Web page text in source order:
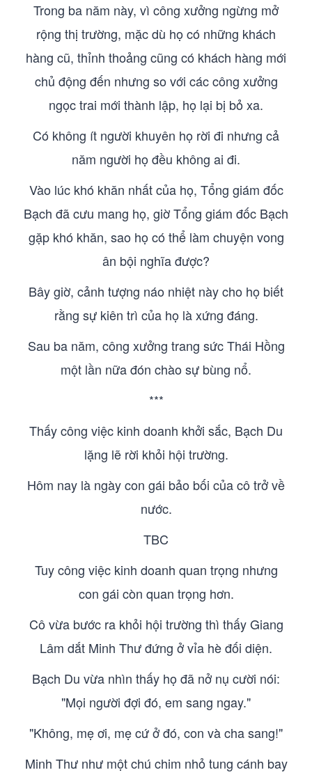
Trong ba năm này, vì công xưởng ngừng mở
rộng thị trường, mặc dù họ có những khách
hàng cũ, thỉnh thoảng cũng có khách hàng mới
chủ động đến nhưng so với các công xưởng
ngọc trai mới thành lập, họ lại bị bỏ xa.
Có không ít người khuyên họ rời đi nhưng cả
năm người họ đều không ai đi.
Vào lúc khó khăn nhất của họ, Tổng giám đốc
Bạch đã cưu mang họ, giờ Tổng giám đốc Bạch
gặp khó khăn, sao họ có thể làm chuyện vong
ân bội nghĩa được?
Bây giờ, cảnh tượng náo nhiệt này cho họ biết
rằng sự kiên trì của họ là xứng đáng.
Sau ba năm, công xưởng trang sức Thái Hồng
một lần nữa đón chào sự bùng nổ.
***
Thấy công việc kinh doanh khởi sắc, Bạch Du
lặng lẽ rời khỏi hội trường.
Hôm nay là ngày con gái bảo bối của cô trở về
nước.
TBC
Tuy công việc kinh doanh quan trọng nhưng
con gái còn quan trọng hơn.
Cô vừa bước ra khỏi hội trường thì thấy Giang
Lâm dắt Minh Thư đứng ở vỉa hè đối diện.
Bạch Du vừa nhìn thấy họ đã nở nụ cười nói:
"Mọi người đợi đó, em sang ngay."
"Không, mẹ ơi, mẹ cứ ở đó, con và cha sang!"
Minh Thư như một chú chim nhỏ tung cánh bay